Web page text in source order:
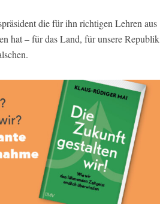
die für ihn richtigen Lehren aus
hat – für das Land, für unsere Republik